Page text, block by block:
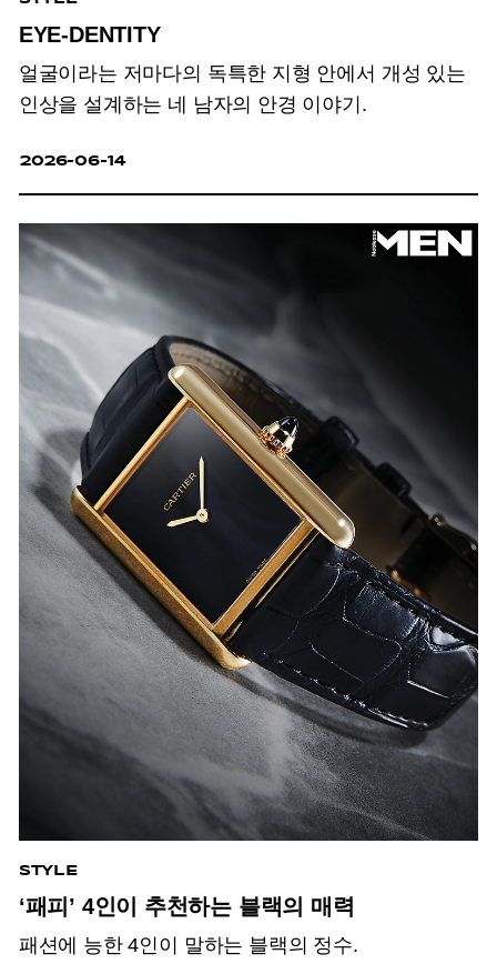
EYE-DENTITY
얼굴이라는 저마다의 독특한 지형 안에서 개성 있는
인상을 설계하는 네 남자의 안경 이야기.
2026-06-14
STYLE
‘패피’ 4인이 추천하는 블랙의 매력
패션에 능한 4인이 말하는 블랙의 정수.